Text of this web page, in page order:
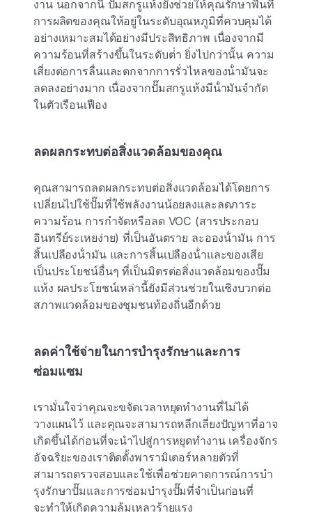
งาน นอกจากนี้ ปั๊มสกรูแห้งยังช่วยให้คุณรักษาพื้นที่
การผลิตของคุณให้อยู่ในระดับอุณหภูมิที่ควบคุมได้
อย่างเหมาะสมได้อย่างมีประสิทธิภาพ เนื่องจากมี
ความร้อนที่สร้างขึ้นในระดับต่ํา ยิ่งไปกว่านั้น ความ
เสี่ยงต่อการลื่นและตกจากการรั่วไหลของน้ํามันจะ
ลดลงอย่างมาก เนื่องจากปั๊มสกรูแห้งมีน้ํามันจํากัด
ในตัวเรือนเฟือง
ลดผลกระทบต่อสิ่งแวดล้อมของคุณ
คุณสามารถลดผลกระทบต่อสิ่งแวดล้อมได้โดยการ
เปลี่ยนไปใช้ปั๊มที่ใช้พลังงานน้อยลงและลดภาระ
ความร้อน การกําจัดหรือลด VOC (สารประกอบ
อินทรีย์ระเหยง่าย) ที่เป็นอันตราย ละอองน้ํามัน การ
สิ้นเปลืองน้ํามัน และการสิ้นเปลืองน้ําและของเสีย
เป็นประโยชน์อื่นๆ ที่เป็นมิตรต่อสิ่งแวดล้อมของปั๊ม
แห้ง ผลประโยชน์เหล่านี้ยังมีส่วนช่วยในเชิงบวกต่อ
สภาพแวดล้อมของชุมชนท้องถิ่นอีกด้วย
ลดค่าใช้จ่ายในการบํารุงรักษาและการ
ซ่อมแซม
เรามั่นใจว่าคุณจะขจัดเวลาหยุดทํางานที่ไม่ได้
วางแผนไว้ และคุณจะสามารถหลีกเลี่ยงปัญหาที่อาจ
เกิดขึ้นได้ก่อนที่จะนําไปสู่การหยุดทํางาน เครื่องจักร
อัจฉริยะของเราติดตั้งพารามิเตอร์หลายตัวที่
สามารถตรวจสอบและใช้เพื่อช่วยคาดการณ์การบํา
รุงรักษาปั๊มและการซ่อมบํารุงปั๊มที่จําเป็นก่อนที่
จะทําให้เกิดความล้มเหลวร้ายแรง